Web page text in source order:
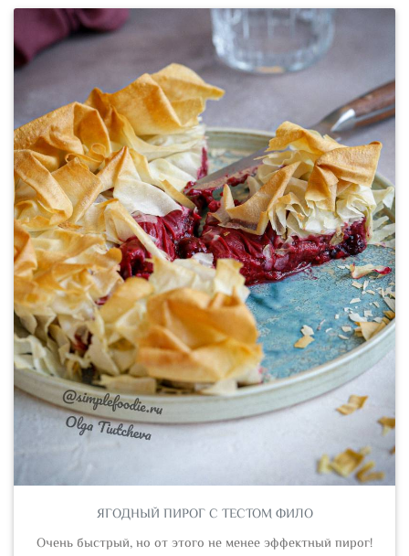
ЯГОДНЫЙ ПИРОГ С ТЕСТОМ ФИЛО
Очень быстрый, но от этого не менее эффектный пирог!